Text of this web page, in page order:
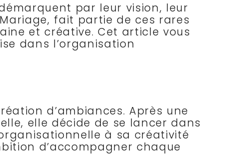
par leur vision, leur
fait partie de ces rares
et créative. Cet article vous
dans l’organisation
d’ambiances. Après une
elle décide de se lancer dans
à sa créativité
d’accompagner chaque